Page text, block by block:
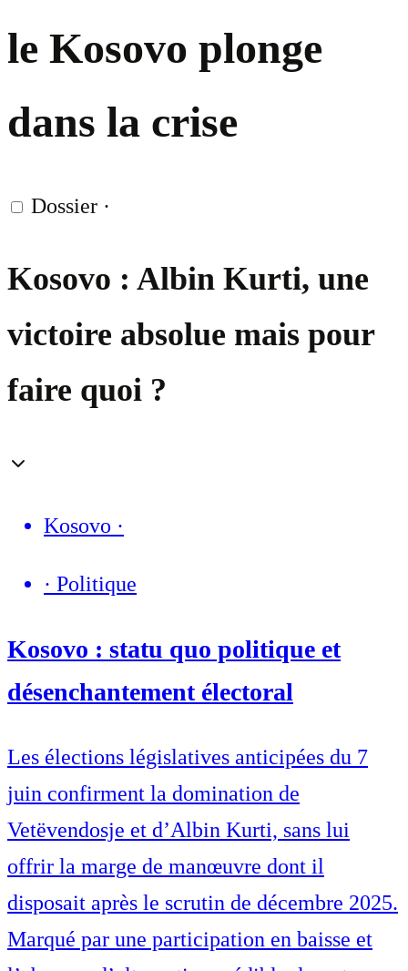
le Kosovo plonge
dans la crise
Dossier ·
Kosovo : Albin Kurti, une
victoire absolue mais pour
faire quoi ?
Kosovo ·
· Politique
Kosovo : statu quo politique et
désenchantement électoral
Les élections législatives anticipées du 7
juin confirment la domination de
Vetëvendosje et d’Albin Kurti, sans lui
offrir la marge de manœuvre dont il
disposait après le scrutin de décembre 2025.
Marqué par une participation en baisse et